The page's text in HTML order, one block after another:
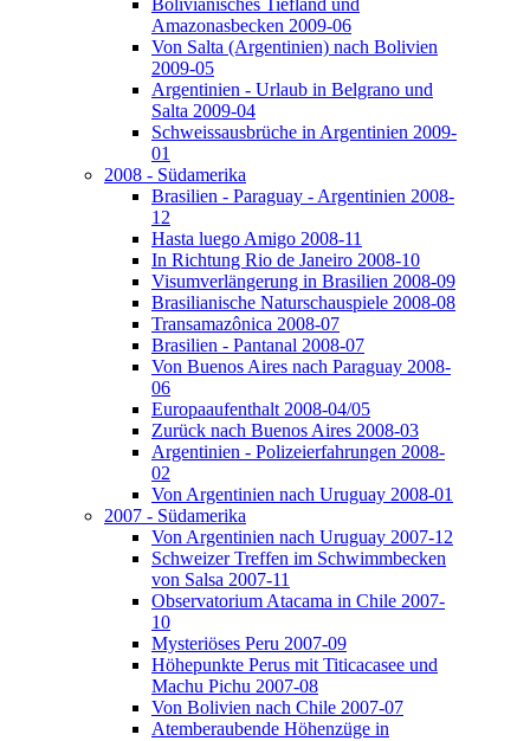
Bolivianisches Tiefland und
Amazonasbecken 2009-06
Von Salta (Argentinien) nach Bolivien
2009-05
Argentinien - Urlaub in Belgrano und
Salta 2009-04
Schweissausbrüche in Argentinien 2009-
01
2008 - Südamerika
Brasilien - Paraguay - Argentinien 2008-
12
Hasta luego Amigo 2008-11
In Richtung Rio de Janeiro 2008-10
Visumverlängerung in Brasilien 2008-09
Brasilianische Naturschauspiele 2008-08
Transamazônica 2008-07
Brasilien - Pantanal 2008-07
Von Buenos Aires nach Paraguay 2008-
06
Europaaufenthalt 2008-04/05
Zurück nach Buenos Aires 2008-03
Argentinien - Polizeierfahrungen 2008-
02
Von Argentinien nach Uruguay 2008-01
2007 - Südamerika
Von Argentinien nach Uruguay 2007-12
Schweizer Treffen im Schwimmbecken
von Salsa 2007-11
Observatorium Atacama in Chile 2007-
10
Mysteriöses Peru 2007-09
Höhepunkte Perus mit Titicacasee und
Machu Pichu 2007-08
Von Bolivien nach Chile 2007-07
Atemberaubende Höhenzüge in